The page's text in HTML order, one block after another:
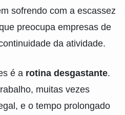
sofrendo com a escassez
preocupa empresas de
da atividade.
é a rotina desgastante.
muitas vezes
e o tempo prolongado